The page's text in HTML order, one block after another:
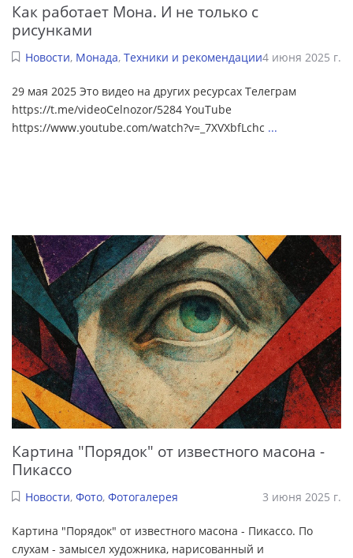
Как работает Мона. И не только с
рисунками
Новости, Монада, Техники и рекомендации4 июня 2025 г.
29 мая 2025 Это видео на других ресурсах Телеграм
https://t.me/videoCelnozor/5284 YouTube
https://www.youtube.com/watch?v=_7XVXbfLchc ...
Картина "Порядок" от известного масона -
Пикассо
Новости, Фото, Фотогалерея 3 июня 2025 г.
Картина "Порядок" от известного масона - Пикассо. По
слухам - замысел художника, нарисованный и